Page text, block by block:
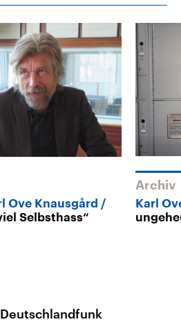
Ove Knausgård
Selbsthass“
Archiv
Karl